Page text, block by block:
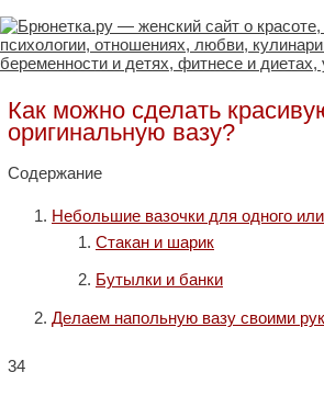
Как можно сделать
оригинальную вазу?
Содержание
Небольшие вазочки для одного
Стакан и шарик
Бутылки и банки
Делаем напольную вазу своими
34